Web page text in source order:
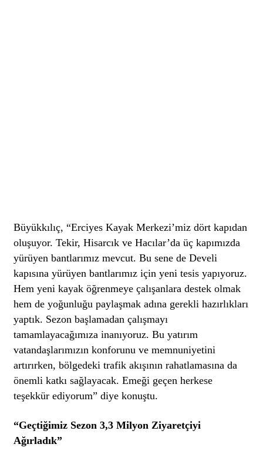
Büyükkılıç, “Erciyes Kayak Merkezi’miz dört kapıdan
oluşuyor. Tekir, Hisarcık ve Hacılar’da üç kapımızda
yürüyen bantlarımız mevcut. Bu sene de Develi
kapısına yürüyen bantlarımız için yeni tesis yapıyoruz.
Hem yeni kayak öğrenmeye çalışanlara destek olmak
hem de yoğunluğu paylaşmak adına gerekli hazırlıkları
yaptık. Sezon başlamadan çalışmayı
tamamlayacağımıza inanıyoruz. Bu yatırım
vatandaşlarımızın konforunu ve memnuniyetini
artırırken, bölgedeki trafik akışının rahatlamasına da
önemli katkı sağlayacak. Emeği geçen herkese
teşekkür ediyorum” diye konuştu.
“Geçtiğimiz Sezon 3,3 Milyon Ziyaretçiyi
Ağırladık”